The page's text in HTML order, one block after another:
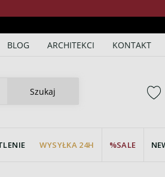
BLOG ARCHITEKCI KONTAKT
Szukaj
WYSYŁKA 24H SALE